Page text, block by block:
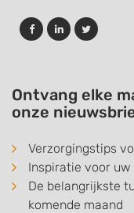
Ontvang elke
onze
Verzorgingstips
Inspiratie voor
De belangrijkste
komende maand